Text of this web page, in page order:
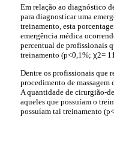
Em relação ao diagnóstico
para diagnosticar uma
treinamento, esta
emergência médica
percentual de profissionais
treinamento (p<0,1%; χ2=
Dentre os profissionais que
procedimento de massagem
A quantidade de cirurgião-
aqueles que possuíam o
possuíam tal treinamento